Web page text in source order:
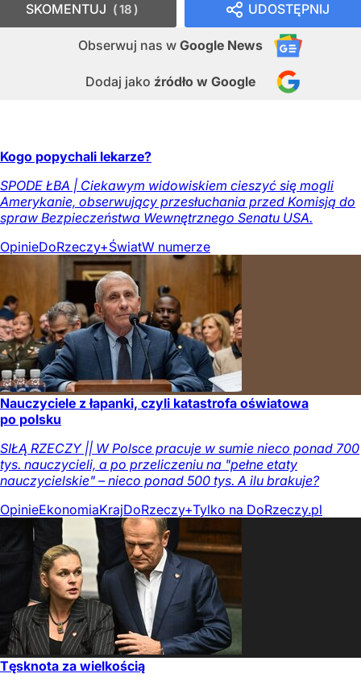
UDOSTĘPNIJ
Obserwuj nas w Google News
Dodaj jako źródło w Google
SKOMENTUJ 18
Kogo popychali lekarze?
SPODE ŁBA | Ciekawym widowiskiem cieszyć się mogli
Amerykanie, obserwujący przesłuchania przed Komisją do
spraw Bezpieczeństwa Wewnętrznego Senatu USA.
OpinieDoRzeczy+ŚwiatW numerze
Nauczyciele z łapanki, czyli katastrofa oświatowa
po polsku
SIŁĄ RZECZY || W Polsce pracuje w sumie nieco ponad 700
tys. nauczycieli, a po przeliczeniu na "pełne etaty
nauczycielskie" – nieco ponad 500 tys. A ilu brakuje?
OpinieEkonomiaKrajDoRzeczy+Tylko na DoRzeczy.pl
Tęsknota za wielkością